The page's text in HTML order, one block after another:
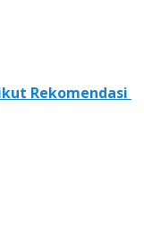
Rekomendasi